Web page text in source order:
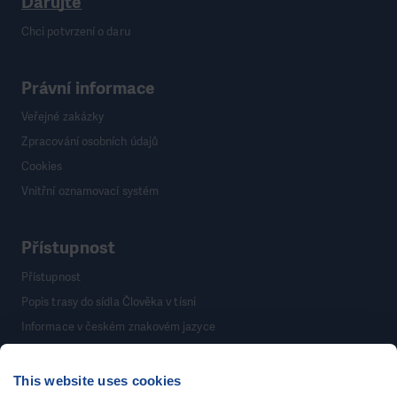
This website uses cookies
Chci potvrzení o daru
Právní informace
Veřejné zakázky
Zpracování osobních údajů
Cookies
Vnitřní oznamovací systém
Přístupnost
Přístupnost
Popis trasy do sídla Člověka v tísni
Informace v českém znakovém jazyce